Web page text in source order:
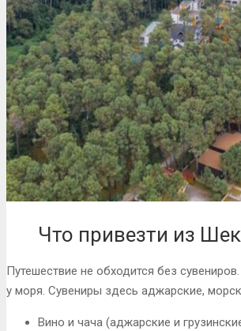
Что привезти из
Путешествие не обходится без
у моря. Сувениры здесь аджарские,
Вино и чача (аджарские и